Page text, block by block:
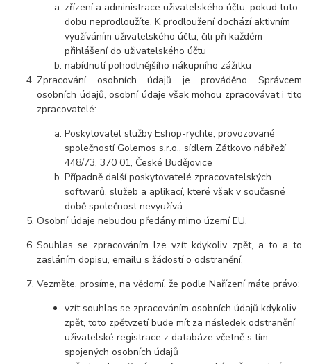
zřízení a administrace uživatelského účtu, pokud tuto
dobu neprodloužíte. K prodloužení dochází aktivním
využíváním uživatelského účtu, čili při každém
přihlášení do uživatelského účtu
nabídnutí pohodlnějšího nákupního zážitku
Zpracování osobních údajů je prováděno Správcem
osobních údajů, osobní údaje však mohou zpracovávat i tito
zpracovatelé:
Poskytovatel služby Eshop-rychle, provozované
společností Golemos s.r.o., sídlem Zátkovo nábřeží
448/73, 370 01, České Budějovice
Případně další poskytovatelé zpracovatelských
softwarů, služeb a aplikací, které však v současné
době společnost nevyužívá.
Osobní údaje nebudou předány mimo území EU.
Souhlas se zpracováním lze vzít kdykoliv zpět, a to a to
zasláním dopisu, emailu s žádostí o odstranění.
Vezměte, prosíme, na vědomí, že podle Nařízení máte právo:
vzít souhlas se zpracováním osobních údajů kdykoliv
zpět, toto zpětvzetí bude mít za následek odstranění
uživatelské registrace z databáze včetně s tím
spojených osobních údajů